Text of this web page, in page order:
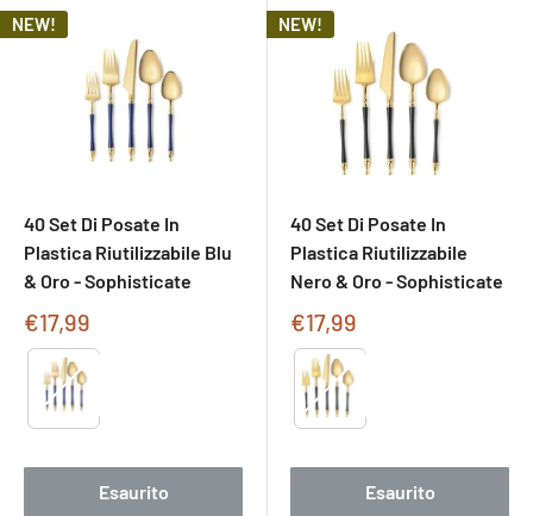
NEW!
40 Set Di Posate In
Plastica Riutilizzabile Blu
& Oro - Sophisticate
Prezzo
di
vendita
€17,99
Type
Esaurito
NEW!
40 Set Di Posate In
Plastica Riutilizzabile
Nero & Oro - Sophisticate
Prezzo
di
vendita
€17,99
Type
Esaurito